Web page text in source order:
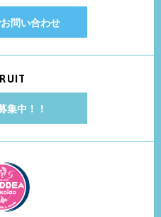
問い合わせ
集中！！